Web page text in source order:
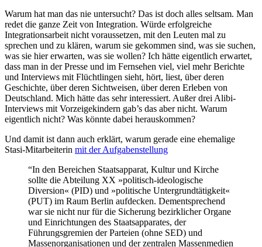
Warum hat man das nie untersucht? Das ist doch alles seltsam. Man
redet die ganze Zeit von Integration. Würde erfolgreiche
Integrationsarbeit nicht voraussetzen, mit den Leuten mal zu
sprechen und zu klären, warum sie gekommen sind, was sie suchen,
was sie hier erwarten, was sie wollen? Ich hätte eigentlich erwartet,
dass man in der Presse und im Fernsehen viel, viel mehr Berichte
und Interviews mit Flüchtlingen sieht, hört, liest, über deren
Geschichte, über deren Sichtweisen, über deren Erleben von
Deutschland. Mich hätte das sehr interessiert. Außer drei Alibi-
Interviews mit Vorzeigekindern gab’s das aber nicht. Warum
eigentlich nicht? Was könnte dabei herauskommen?
Und damit ist dann auch erklärt, warum gerade eine ehemalige
Stasi-Mitarbeiterin mit der Aufgabenstellung
“In den Bereichen Staatsapparat, Kultur und Kirche
sollte die Abteilung XX »politisch-ideologische
Diversion« (PID) und »politische Untergrundtätigkeit«
(PUT) im Raum Berlin aufdecken. Dementsprechend
war sie nicht nur für die Sicherung bezirklicher Organe
und Einrichtungen des Staatsapparates, der
Führungsgremien der Parteien (ohne SED) und
Massenorganisationen und der zentralen Massenmedien